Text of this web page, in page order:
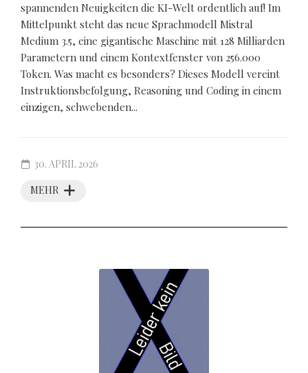
spannenden Neuigkeiten die KI-Welt ordentlich auf! Im
Mittelpunkt steht das neue Sprachmodell Mistral
Medium 3.5, eine gigantische Maschine mit 128 Milliarden
Parametern und einem Kontextfenster von 256.000
Token. Was macht es besonders? Dieses Modell vereint
Instruktionsbefolgung, Reasoning und Coding in einem
einzigen, schwebenden...
MEHR
30. APRIL 2026